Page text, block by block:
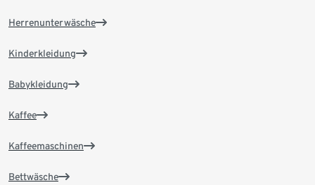
Herrenunterwäsche
Kinderkleidung
Babykleidung
Kaffee
Kaffeemaschinen
Bettwäsche